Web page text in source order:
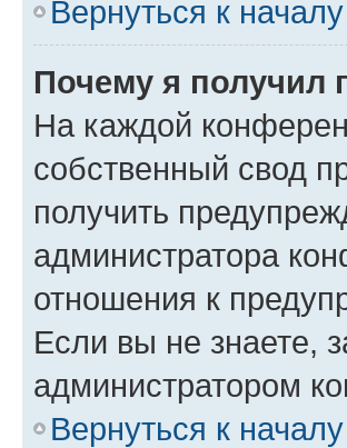
Вернуться к началу
Почему я получил
На каждой
собственный свод
получить
администратора
отношения к
Если вы не знаете,
администратором
Вернуться к началу